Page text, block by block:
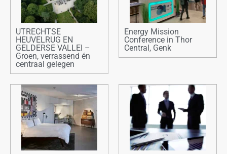
UTRECHTSE
HEUVELRUG EN
GELDERSE VALLEI –
Groen, verrassend én
centraal gelegen
Energy Mission
Conference in Thor
Central, Genk